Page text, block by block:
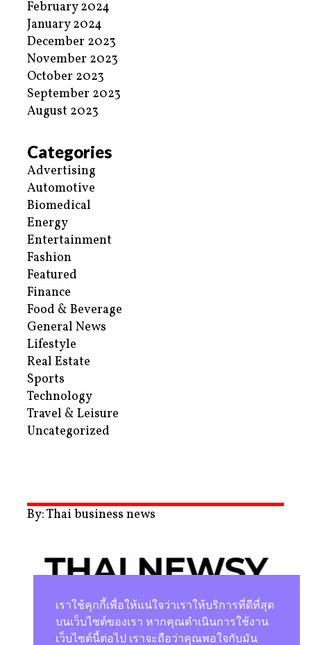
February 2024
January 2024
December 2023
November 2023
October 2023
September 2023
August 2023
Categories
Advertising
Automotive
Biomedical
Energy
Entertainment
Fashion
Featured
Finance
Food & Beverage
General News
Lifestyle
Real Estate
Sports
Technology
Travel & Leisure
Uncategorized
By: Thai business news
นโยบายความเป็นส่วนตัว
เราใช้คุกกี้เพื่อให้แน่ใจว่าเราให้บริการที่ดีที่สุด
บนเว็บไซต์ของเรา หากคุณดำเนินการใช้งาน
เว็บไซต์นี้ต่อไป เราจะถือว่าคุณพอใจกับมัน